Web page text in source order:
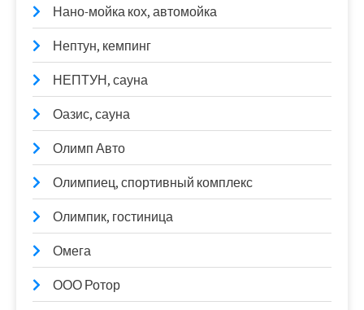
Нано-мойка кох, автомойка
Нептун, кемпинг
НЕПТУН, сауна
Оазис, сауна
Олимп Авто
Олимпиец, спортивный комплекс
Олимпик, гостиница
Омега
ООО Ротор